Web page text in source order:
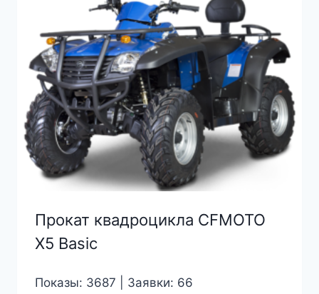
Прокат квадроцикла CFMOTO
X5 Basic
Показы: 3687 | Заявки: 66